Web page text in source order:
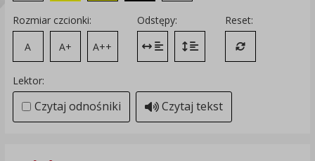
Rozmiar czcionki:
A
A+ A++
Odstępy:
Zmień odstęp między literami
Zmień interlinię i margines
Reset:
Przywróć
Lektor:
Czytaj odnośniki Czytaj tekst